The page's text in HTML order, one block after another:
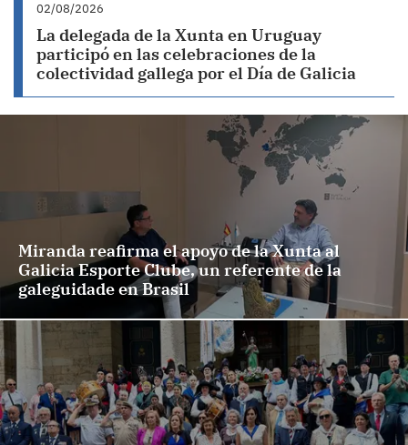
02/08/2026
La delegada de la Xunta en Uruguay
participó en las celebraciones de la
colectividad gallega por el Día de Galicia
Miranda reafirma el apoyo de la Xunta al
Galicia Esporte Clube, un referente de la
galeguidade en Brasil